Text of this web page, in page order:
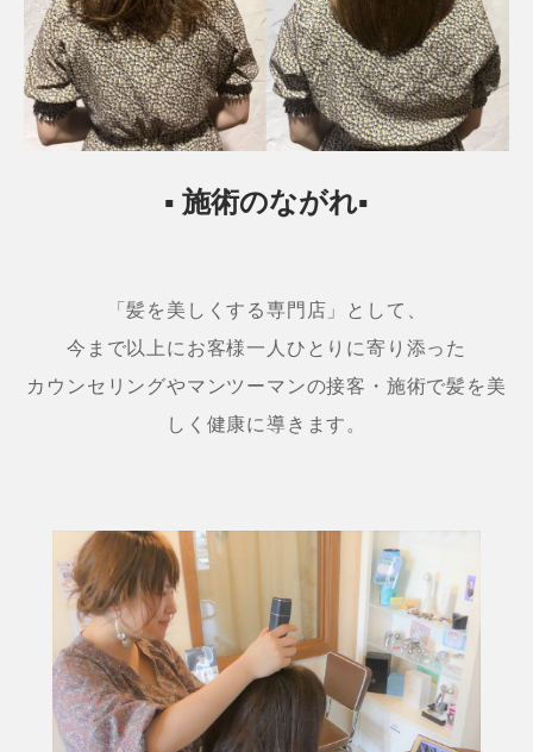
▪ 施術のながれ▪
「髪を美しくする専門店」として、
今まで以上にお客様一人ひとりに寄り添った
カウンセリングやマンツーマンの接客・施術で髪を美
しく健康に導きます。